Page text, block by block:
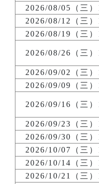
2026/08/05（三
2026/08/12（三
2026/08/19（三
2026/08/26（三
2026/09/02（三
2026/09/09（三
2026/09/16（三
2026/09/23（三
2026/09/30（三
2026/10/07（三
2026/10/14（三
2026/10/21（三